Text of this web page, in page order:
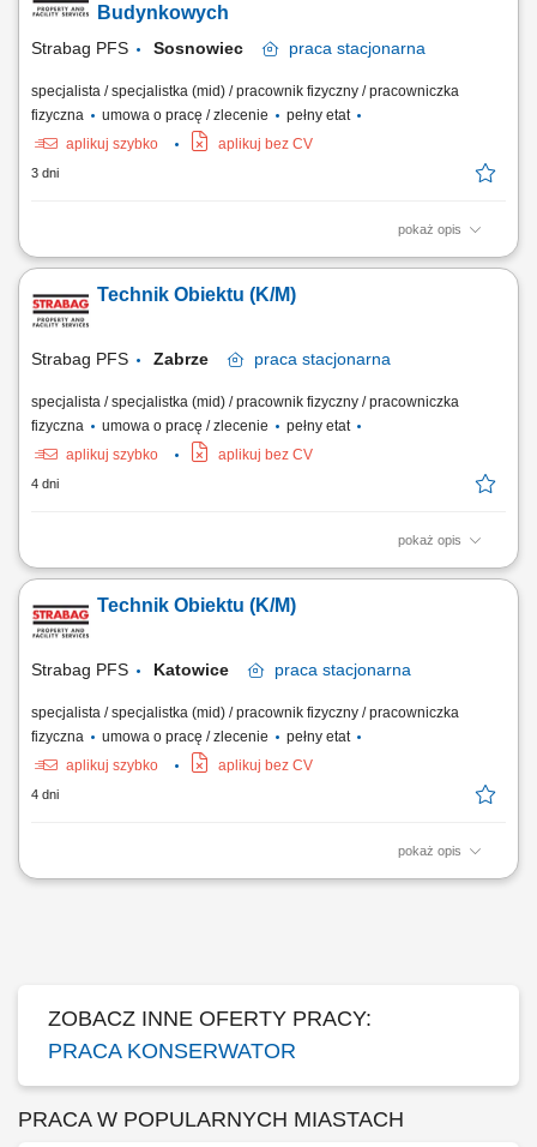
bieżące reagowanie na zgłoszenia serwisowe. Współpraca z
Budynkowych
Strabag PFS Sosnowiec praca stacjonarna
specjalista / specjalistka (mid) / pracownik fizyczny / pracowniczka
fizyczna
umowa o pracę / zlecenie
pełny etat
aplikuj szybko
aplikuj bez CV
3 dni
pokaż opis
Opis stanowiska Utrzymanie sprawności instalacji budynkowych:
przeglądy oraz konserwacja urządzeń technicznych. Usuwanie awarii i
bieżące reagowanie na zgłoszenia serwisowe. Współpraca z
Technik Obiektu (K/M)
Strabag PFS Zabrze praca stacjonarna
specjalista / specjalistka (mid) / pracownik fizyczny / pracowniczka
fizyczna
umowa o pracę / zlecenie
pełny etat
aplikuj szybko
aplikuj bez CV
4 dni
pokaż opis
Zadania: bieżąca eksploatacja, konserwacja instalacji i urządzeń
klimatyzacyjne, grzewcze, wentylacyjne; monitorowanie pracy
powierzonych urządzeń; usuwanie awarii; współpraca z serwisami
Technik Obiektu (K/M)
Strabag PFS Katowice praca stacjonarna
specjalista / specjalistka (mid) / pracownik fizyczny / pracowniczka
fizyczna
umowa o pracę / zlecenie
pełny etat
aplikuj szybko
aplikuj bez CV
4 dni
pokaż opis
Zadania: bieżąca eksploatacja, konserwacja instalacji i urządzeń
ZOBACZ INNE OFERTY PRACY:
PRACA KONSERWATOR
PRACA W POPULARNYCH MIASTACH